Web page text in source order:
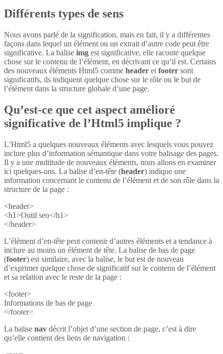
Différents types de sens
Nous avons parlé de la signification, mais en fait, il y a différentes
façons dans lequel un élément ou un extrait d’autre code peut être
significative. La balise img est significative, elle raconte quelque
chose sur le contenu de l’élément, en décrivant ce qu’il est. Certains
des nouveaux éléments Html5 comme header et footer sont
significatifs, ils indiquent quelque chose sur le rôle ou le but de
l’élément dans la structure globale d’une page.
Qu’est-ce que cet aspect amélioré
significative de l’Html5 implique ?
L’Html5 a quelques nouveaux éléments avec lesquels vous pouvez
inclure plus d’information sémantique dans votre balisage des pages.
Il y a une multitude de nouveaux éléments, nous allons en examiner
ici quelques-uns. La balise d’en-tête (header) indique une
information concernant le contenu de l’élément et de son rôle dans la
structure de la page :
<header>
<h1>Outil seo</h1>
</header>
L’élément d’en-tête peut contenir d’autres éléments et a tendance à
inclure au moins un élément de tête. La balise de bas de page
(footer) est similaire, avec la balise, le but est de nouveau
d’exprimer quelque chose de significatif sur le contenu de l’élément
et sa relation avec le reste de la page :
<footer>
Informations de bas de page
</footer>
La balise nav décrit l’objet d’une section de page, c’est à dire
qu’elle contient des liens de navigation :